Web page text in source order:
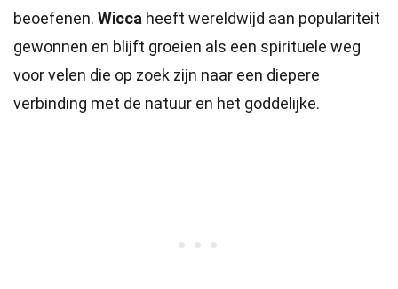
beoefenen. Wicca heeft wereldwijd aan populariteit
gewonnen en blijft groeien als een spirituele weg
voor velen die op zoek zijn naar een diepere
verbinding met de natuur en het goddelijke.